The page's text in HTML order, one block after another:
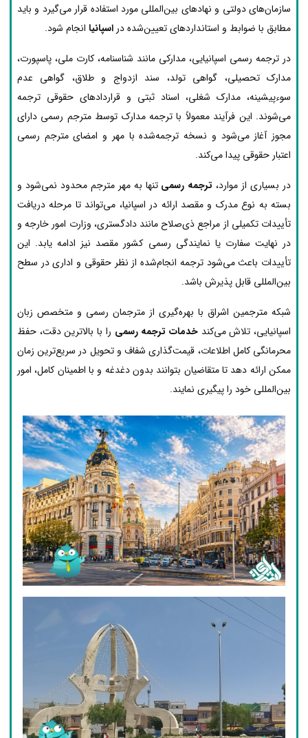
سازمان‌های دولتی و نهادهای بین‌المللی مورد استفاده قرار می‌گیرد و باید
مطابق با ضوابط و استانداردهای تعیین‌شده در اسپانیا انجام شود.
در ترجمه رسمی اسپانیایی، مدارکی مانند شناسنامه، کارت ملی، پاسپورت،
مدارک تحصیلی، گواهی تولد، سند ازدواج و طلاق، گواهی عدم
سوءپیشینه، مدارک شغلی، اسناد ثبتی و قراردادهای حقوقی ترجمه
می‌شوند. این فرآیند معمولاً با ترجمه مدارک توسط مترجم رسمی دارای
مجوز آغاز می‌شود و نسخه ترجمه‌شده با مهر و امضای مترجم رسمی
اعتبار حقوقی پیدا می‌کند.
در بسیاری از موارد، ترجمه رسمی تنها به مهر مترجم محدود نمی‌شود و
بسته به نوع مدرک و مقصد ارائه در اسپانیا، می‌تواند تا مرحله دریافت
تأییدات تکمیلی از مراجع ذی‌صلاح مانند دادگستری، وزارت امور خارجه و
در نهایت سفارت یا نمایندگی رسمی کشور مقصد نیز ادامه یابد. این
تأییدات باعث می‌شود ترجمه انجام‌شده از نظر حقوقی و اداری در سطح
بین‌المللی قابل پذیرش باشد.
شبکه مترجمین اشراق با بهره‌گیری از مترجمان رسمی و متخصص زبان
اسپانیایی، تلاش می‌کندخدمات ترجمه رسمی را با بالاترین دقت، حفظ
محرمانگی کامل اطلاعات، قیمت‌گذاری شفاف و تحویل در سریع‌ترین زمان
ممکن ارائه دهد تا متقاضیان بتوانند بدون دغدغه و با اطمینان کامل، امور
بین‌المللی خود را پیگیری نمایند.